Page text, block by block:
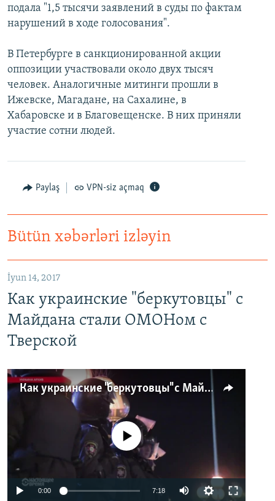
подала "1,5 тысячи заявлений в суды по фактам
нарушений в ходе голосования".
В Петербурге в санкционированной акции
оппозиции участвовали около двух тысяч
человек. Аналогичные митинги прошли в
Ижевске, Магадане, на Сахалине, в
Хабаровске и в Благовещенске. В них приняли
участие сотни людей.
Paylaş VPN-siz açmaq
Bütün xəbərləri izləyin
İyun 14, 2017
Как украинские "беркутовцы" с
Майдана стали ОМОНом с
Тверской
Как украинские "беркутовцы" с Майдана стали ОМОНом с Тверской
No media source currently available
0:00 7:18